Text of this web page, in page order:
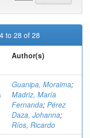
to 28 of 28
Author(s)
Guanipa, Moraima;
Madriz, María
Fernanda; Pérez
Daza, Johanna;
Ríos, Ricardo